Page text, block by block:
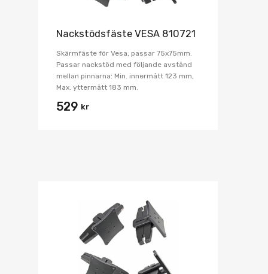
Nackstödsfäste VESA 810721
Skärmfäste för Vesa, passar 75x75mm.
Passar nackstöd med följande avstånd
mellan pinnarna: Min. innermått 123 mm,
Max. yttermått 183 mm.
529 kr